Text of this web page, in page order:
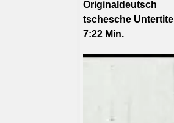
Originaldeutsch
tschesche Untertitel
7:22 Min.